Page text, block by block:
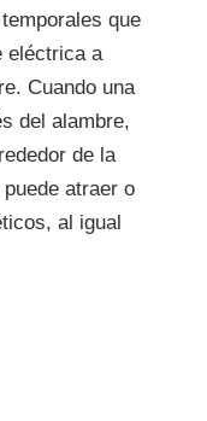
que
eléctrica a
Cuando una
del alambre,
de la
atraer o
al igual